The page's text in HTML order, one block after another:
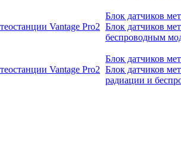
Блок датчиков
Блок датчиков
беспроводным
Блок датчиков
Блок датчиков
радиации и